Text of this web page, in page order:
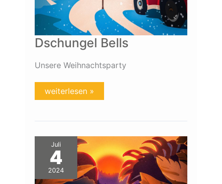
Dschungel Bells
Unsere Weihnachtsparty
weiterlesen »
Juli
4
2024
Dschungel
Fieber